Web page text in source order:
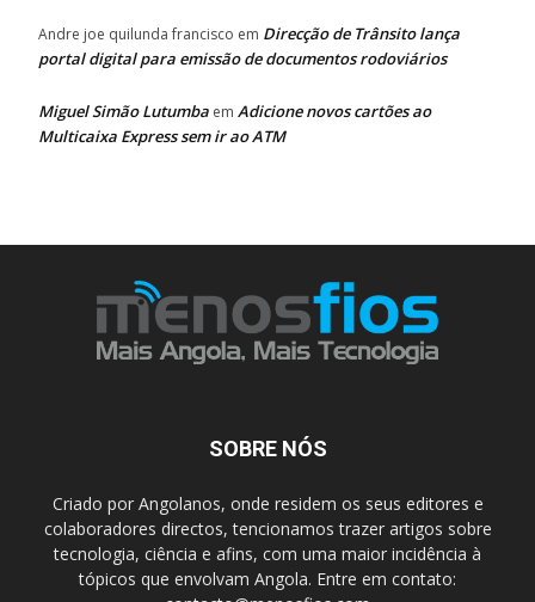
Andre joe quilunda francisco em Direcção de Trânsito lança
portal digital para emissão de documentos rodoviários
Miguel Simão Lutumba em Adicione novos cartões ao
Multicaixa Express sem ir ao ATM
SOBRE NÓS
Criado por Angolanos, onde residem os seus editores e
colaboradores directos, tencionamos trazer artigos sobre
tecnologia, ciência e afins, com uma maior incidência à
tópicos que envolvam Angola. Entre em contato: